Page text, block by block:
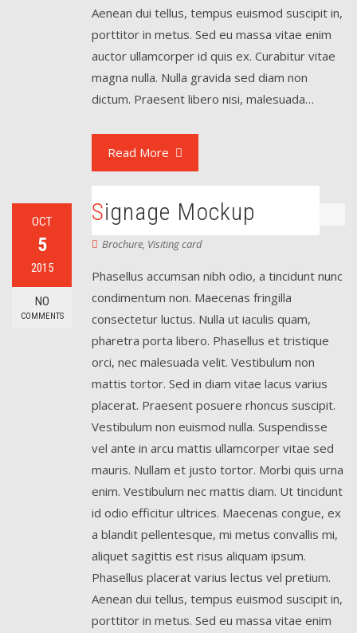
Aenean dui tellus, tempus euismod suscipit in,
porttitor in metus. Sed eu massa vitae enim
auctor ullamcorper id quis ex. Curabitur vitae
magna nulla. Nulla gravida sed diam non
dictum. Praesent libero nisi, malesuada…
Read More
OCT
5
2015
NO
COMMENTS
Signage Mockup
Brochure, Visiting card
Phasellus accumsan nibh odio, a tincidunt nunc
condimentum non. Maecenas fringilla
consectetur luctus. Nulla ut iaculis quam,
pharetra porta libero. Phasellus et tristique
orci, nec malesuada velit. Vestibulum non
mattis tortor. Sed in diam vitae lacus varius
placerat. Praesent posuere rhoncus suscipit.
Vestibulum non euismod nulla. Suspendisse
vel ante in arcu mattis ullamcorper vitae sed
mauris. Nullam et justo tortor. Morbi quis urna
enim. Vestibulum nec mattis diam. Ut tincidunt
id odio efficitur ultrices. Maecenas congue, ex
a blandit pellentesque, mi metus convallis mi,
aliquet sagittis est risus aliquam ipsum.
Phasellus placerat varius lectus vel pretium.
Aenean dui tellus, tempus euismod suscipit in,
porttitor in metus. Sed eu massa vitae enim